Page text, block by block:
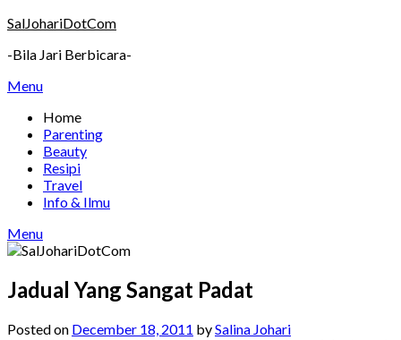
Skip
content
SalJohariDotCom
-Bila Jari Berbicara-
Menu
Home
Parenting
Beauty
Resipi
Travel
Info & Ilmu
Menu
Jadual Yang Sangat Padat
Posted on December 18, 2011 bySalina Johari